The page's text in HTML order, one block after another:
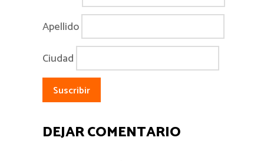
Apellido
Ciudad
DEJAR COMENTARIO